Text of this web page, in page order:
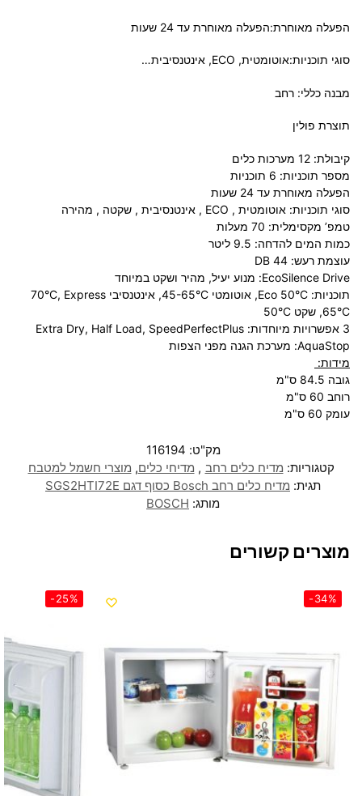
הפעלה מאוחרת:הפעלה מאוחרת עד 24 שעות
סוגי תוכניות:אוטומטית, ECO, אינטנסיבית…
מבנה כללי: רחב
תוצרת פולין
קיבולת: 12 מערכות כלים
מספר תוכניות: 6 תוכניות
הפעלה מאוחרת עד 24 שעות
סוגי תוכניות: אוטומטית‏ , ‏ ECO ‏ , ‏אינטנסיבית‏ , ‏שקטה‏ , ‏מהירה
טמפ’ מקסימלית: 70 מעלות
כמות המים להדחה: 9.5 ליטר
עוצמת רעש: 44 DB
EcoSilence Drive: מנוע יעיל, מהיר ושקט במיוחד
תוכניות: Eco 50°C, אוטומטי 45-65°C, אינטנסיבי 70°C, Express
65°C, שקט 50°C
3 אפשרויות מיוחדות: Extra Dry, Half Load, SpeedPerfectPlus
AquaStop: מערכת הגנה מפני הצפות
מידות:
גובה 84.5 ס"מ
רוחב 60 ס"מ
עומק 60 ס"מ
מק"ט: 116194
קטגוריות: מדיח כלים רחב , מדיחי כלים, מוצרי חשמל למטבח
תגית: מדיח כלים ‏רחב Bosch כסוף דגם SGS2HTI72E
מותג: BOSCH
מוצרים קשורים
-34%
-25%